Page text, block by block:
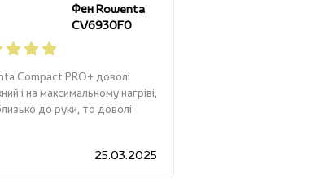
Фен Rowenta
CV6930F0
Compact PRO+ доволі
і на максимальному нагріві,
до руки, то доволі
25.03.2025